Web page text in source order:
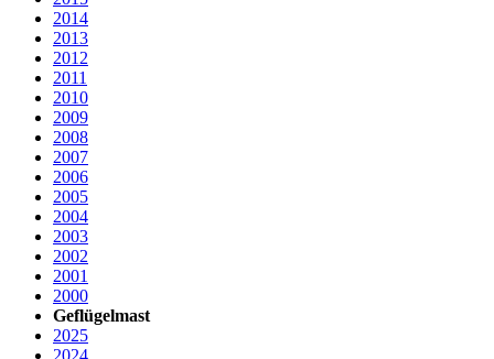
2014
2013
2012
2011
2010
2009
2008
2007
2006
2005
2004
2003
2002
2001
2000
Geflügelmast
2025
2024